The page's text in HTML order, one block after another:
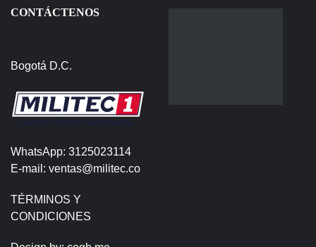
CONTÁCTENOS
Bogotá D.C.
WhatsApp: 3125023114
E-mail: ventas@militec.co
TÉRMINOS Y
CONDICIONES